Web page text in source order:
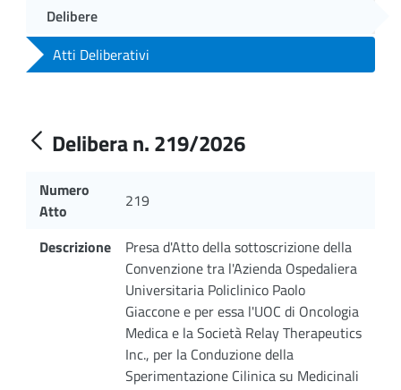
Delibere
Atti Deliberativi
Delibera n. 219/2026
Numero
Atto
219
Descrizione
Presa d'Atto della sottoscrizione della
Convenzione tra l'Azienda Ospedaliera
Universitaria Policlinico Paolo
Giaccone e per essa l'UOC di Oncologia
Medica e la Società Relay Therapeutics
Inc., per la Conduzione della
Sperimentazione Cilinica su Medicinali